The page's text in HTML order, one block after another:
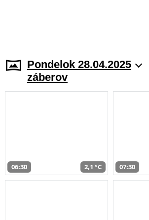
Pondelok 28.04.2025
záberov
06:30 2,1 °C 07:30